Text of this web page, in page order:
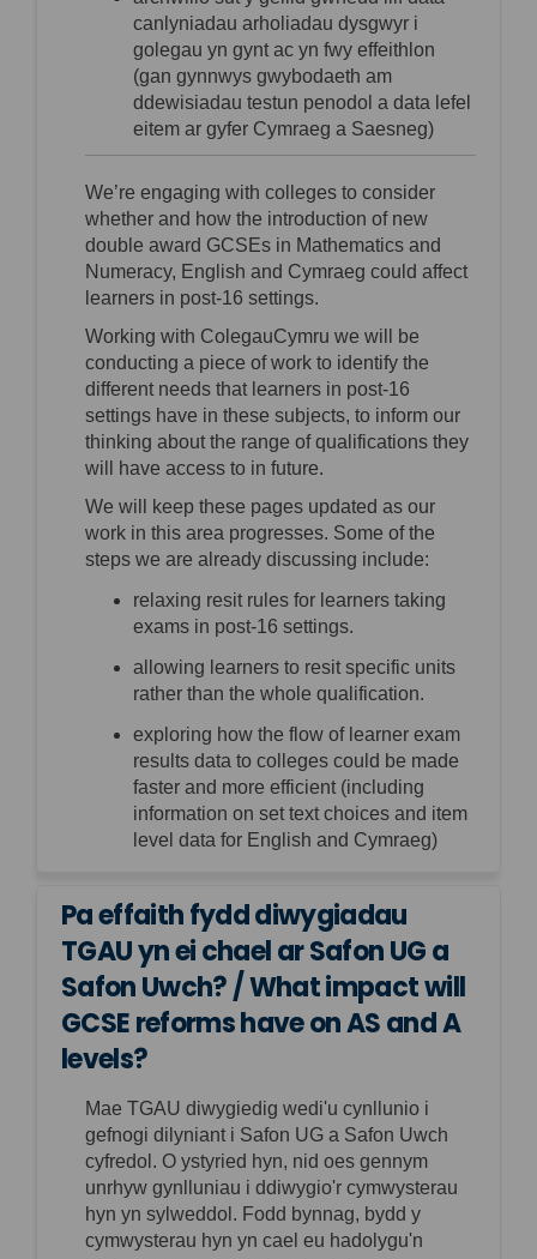
canlyniadau arholiadau dysgwyr i
golegau yn gynt ac yn fwy effeithlon
(gan gynnwys gwybodaeth am
ddewisiadau testun penodol a data lefel
eitem ar gyfer Cymraeg a Saesneg)
We’re engaging with colleges to consider
whether and how the introduction of new
double award GCSEs in Mathematics and
Numeracy, English and Cymraeg could affect
learners in post-16 settings.
Working with ColegauCymru we will be
conducting a piece of work to identify the
different needs that learners in post-16
settings have in these subjects, to inform our
thinking about the range of qualifications they
will have access to in future.
We will keep these pages updated as our
work in this area progresses. Some of the
steps we are already discussing include:
relaxing resit rules for learners taking
exams in post-16 settings.
allowing learners to resit specific units
rather than the whole qualification.
exploring how the flow of learner exam
results data to colleges could be made
faster and more efficient (including
information on set text choices and item
level data for English and Cymraeg)
Pa effaith fydd diwygiadau
TGAU yn ei chael ar Safon UG a
Safon Uwch? / What impact will
GCSE reforms have on AS and A
levels?
Mae TGAU diwygiedig wedi'u cynllunio i
gefnogi dilyniant i Safon UG a Safon Uwch
cyfredol. O ystyried hyn, nid oes gennym
unrhyw gynlluniau i ddiwygio'r cymwysterau
hyn yn sylweddol. Fodd bynnag, bydd y
cymwysterau hyn yn cael eu hadolygu'n